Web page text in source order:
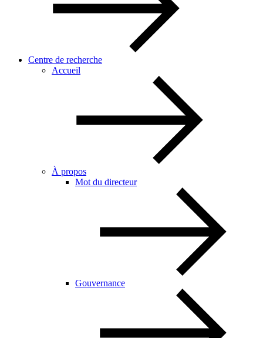
Centre de recherche
Accueil
À propos
Mot du directeur
Gouvernance